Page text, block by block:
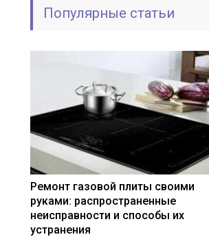
Популярные статьи
Ремонт газовой плиты своими
руками: распространенные
неисправности и способы их
устранения